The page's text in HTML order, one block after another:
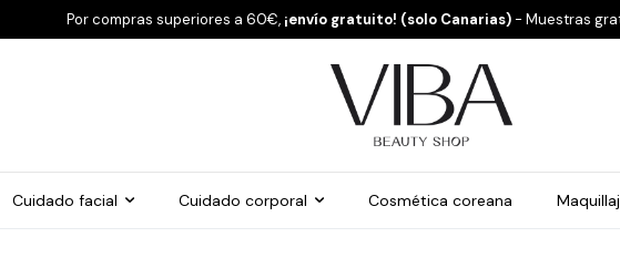
Por compras superiores a 60€, ¡envío gratuito! (solo Canarias) - Muestras
Cuidado facial Cuidado corporal Cosmética coreana